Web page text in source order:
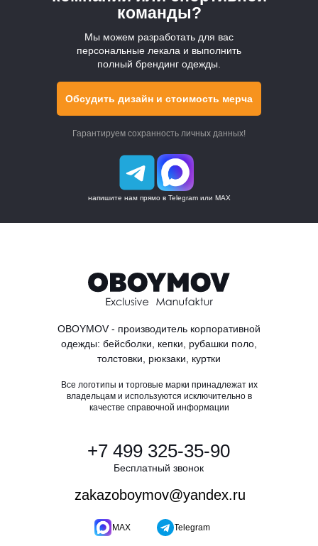
команды?
Мы можем разработать для вас
персональные лекала и выполнить
полный брендинг одежды.
Гарантируем сохранность личных данных!
напишите нам прямо в Telegram или MAX
Обсудить дизайн и стоимость мерча
Оптовые заказы
+7 499 325-35-90
Бесплатный звонок
О компании
OBOYMOV - производитель корпоративной
одежды: бейсболки, кепки, рубашки поло,
толстовки, рюкзаки, куртки
Контакты
Все логотипы и торговые марки принадлежат их
владельцам и используются исключительно в
качестве справочной информации
MAX Telegram
zakazoboymov@yandex.ru